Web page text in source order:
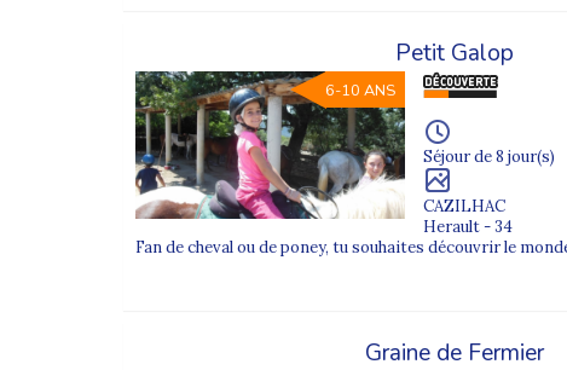
Petit Galop
6-10 ANS
Séjour de 8 jour(s)
CAZILHAC
Herault - 34
Fan de cheval ou de poney, tu souhaites découvrir le
Graine de Fermier